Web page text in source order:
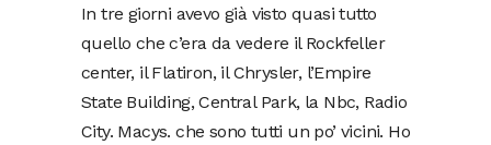
In tre giorni avevo già visto quasi tutto
quello che c’era da vedere il Rockfeller
center, il Flatiron, il Chrysler, l’Empire
State Building, Central Park, la Nbc, Radio
City. Macys. che sono tutti un po’ vicini. Ho